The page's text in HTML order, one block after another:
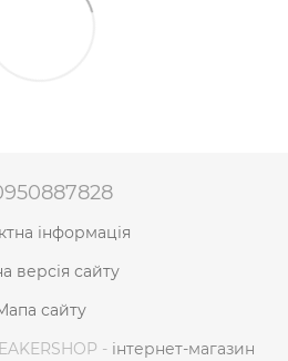
інформація
версія сайту
сайту
- інтернет-магазин